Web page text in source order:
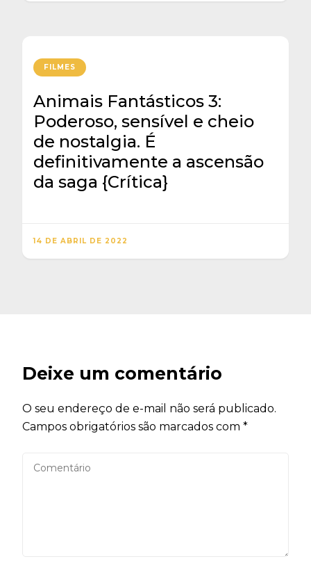
FILMES
Animais Fantásticos 3:
Poderoso, sensível e cheio
de nostalgia. É
definitivamente a ascensão
da saga {Crítica}
14 DE ABRIL DE 2022
Deixe um comentário
O seu endereço de e-mail não será publicado.
Campos obrigatórios são marcados com *